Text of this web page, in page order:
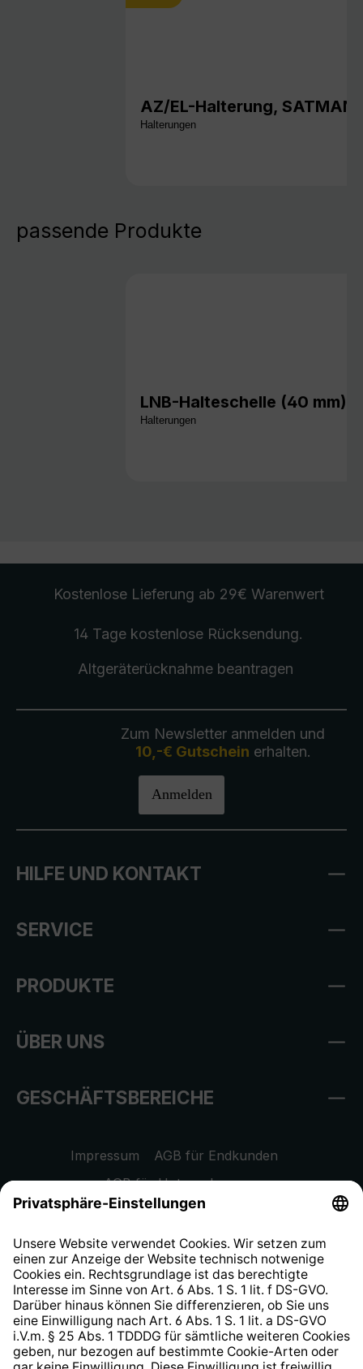
AZ/EL-Halterung, SATMAN
Halterungen
passende Produkte
LNB-Halteschelle (40 mm),
Halterungen
Kostenlose Lieferung ab 29€ Warenwert
14 Tage kostenlose Rücksendung.
Altgeräterücknahmebeantragen
Zum Newsletter anmelden und
10,-€ Gutschein erhalten.
Anmelden
HILFE UND KONTAKT
SERVICE
PRODUKTE
ÜBER UNS
GESCHÄFTSBEREICHE
Impressum
AGB für Endkunden
AGB für Unternehmen
Datenschutzhinweis
Widerrufsrecht
Hinweisgeberschutzsystem
Barrierefreiheit